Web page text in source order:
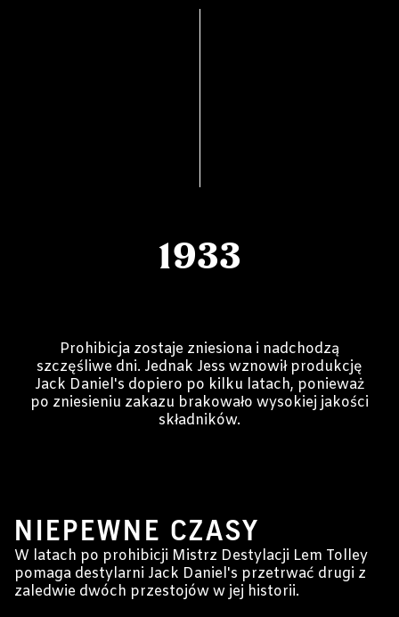
1933
Prohibicja zostaje zniesiona i nadchodzą
szczęśliwe dni. Jednak Jess wznowił produkcję
Jack Daniel's dopiero po kilku latach, ponieważ
po zniesieniu zakazu brakowało wysokiej jakości
składników.
NIEPEWNE CZASY
W latach po prohibicji Mistrz Destylacji Lem Tolley
pomaga destylarni Jack Daniel's przetrwać drugi z
zaledwie dwóch przestojów w jej historii.